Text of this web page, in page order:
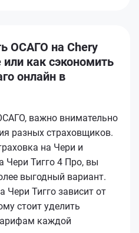
ОСАГО на Chery
как сэкономить
онлайн в
важно внимательно
разных страховщиков.
на Чери и
Чери Тигго 4 Про, вы
выгодный вариант.
Чери Тигго зависит от
стоит уделить
каждой